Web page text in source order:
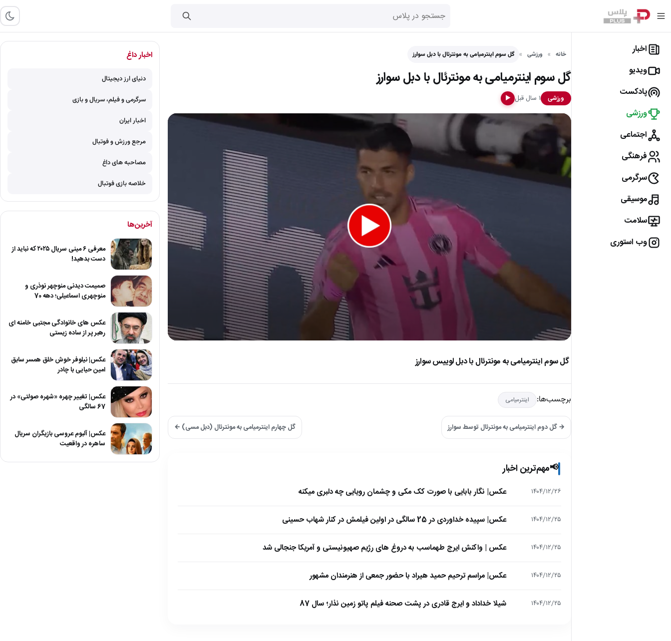
اخبار
ویدیو
پادکست
ورزشی
اجتماعی
فرهنگی
سرگرمی
موسیقی
سلامت
وب استوری
خانه ورزشی گل سوم اینترمیامی به مونترئال با دبل سوارز
گل سوم اینترمیامی به مونترئال با دبل سوارز
ورزشی ۱ سال قبل ▶
90%
گل سوم اینترمیامی به مونترئال با دبل لوییس سوارز
برچسب‌ها: اینترمیامی
→ گل دوم اینترمیامی به مونترئال توسط سوارز گل چهارم اینترمیامی به مونترئال (دبل مسی) ←
📢مهم‌ترین اخبار
۱۴۰۴/۱۲/۲۶ عکس| نگار بابایی با صورت کک مکی و چشمان رویایی چه دلبری میکنه
۱۴۰۴/۱۲/۲۵ عکس| سپیده خداوردی در 25 سالگی در اولین فیلمش در کنار شهاب حسینی
۱۴۰۴/۱۲/۲۵ عکس | واکنش ایرج طهماسب به دروغ های رژیم صهیونیستی و آمریکا جنجالی شد
۱۴۰۴/۱۲/۲۵ عکس| مراسم ترحیم حمید هیراد با حضور جمعی از هنرمندان مشهور
۱۴۰۴/۱۲/۲۵ شیلا خداداد و ایرج قادری در پشت صحنه فیلم پاتو زمین نذار؛ سال 87
اخبار داغ
دنیای ارز دیجیتال
سرگرمی و فیلم، سریال و بازی
اخبار ایران
مرجع ورزش و فوتبال
مصاحبه های داغ
خلاصه بازی فوتبال
آخرین‌ها
معرفی ۶ مینی سریال ۲۰۲۵ که نباید از
دست بدهید!
صمیمت دیدنی منوچهر نوذری و
منوچهری اسماعیلی؛ دهه 70
عکس های خانوادگی مجتبی خامنه ای
رهبر پر از ساده زیستی
عکس| نیلوفر خوش خلق همسر سابق
امین حیایی با چادر
عکس| تغییر چهره «شهره صولتی» در
67 سالگی
عکس| آلبوم عروسی بازیگران سریال
ساهره در واقعیت